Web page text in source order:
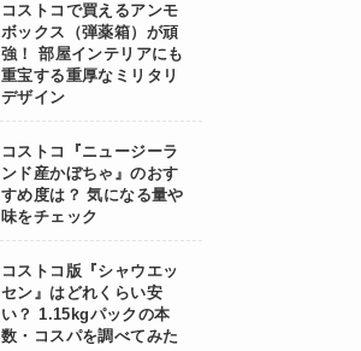
コストコで買えるアンモ
ボックス（弾薬箱）が頑
強！ 部屋インテリアにも
重宝する重厚なミリタリ
デザイン
コストコ『ニュージーラ
ンド産かぼちゃ』のおす
すめ度は？ 気になる量や
味をチェック
コストコ版『シャウエッ
セン』はどれくらい安
い？ 1.15kgパックの本
数・コスパを調べてみた